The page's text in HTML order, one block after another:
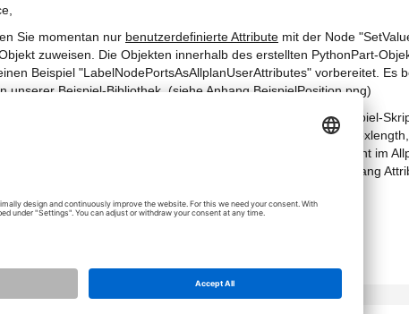
Sie momentan nur benutzerdefinierte Attribute mit der Node
zuweisen. Die Objekten innerhalb des erstellten PythonPart-
Beispiel "LabelNodePortsAsAllplanUserAttributes" vorbereitet. Es
unserer Beispiel-Bibliothek. (siehe Anhang BeispielPosition.png)
dass die Attribute nicht in Allplan erscheint, wenn Sie das Beispiel-
Der Grund dafür ist, dass die drei Beispiel-Attribute
siehe Anhang SetValueToAttribute.png) vorher noch nicht im
und Objekterzeugung sollte es funktionieren. (siehe Anhang